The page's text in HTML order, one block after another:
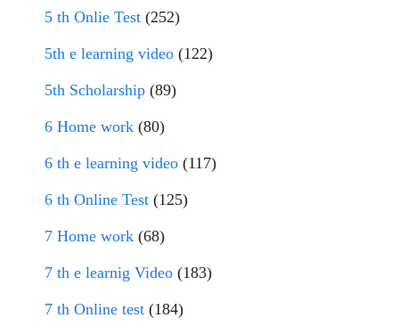
5 th Onlie Test (252)
5th e learning video (122)
5th Scholarship (89)
6 Home work (80)
6 th e learning video (117)
6 th Online Test (125)
7 Home work (68)
7 th e learnig Video (183)
7 th Online test (184)